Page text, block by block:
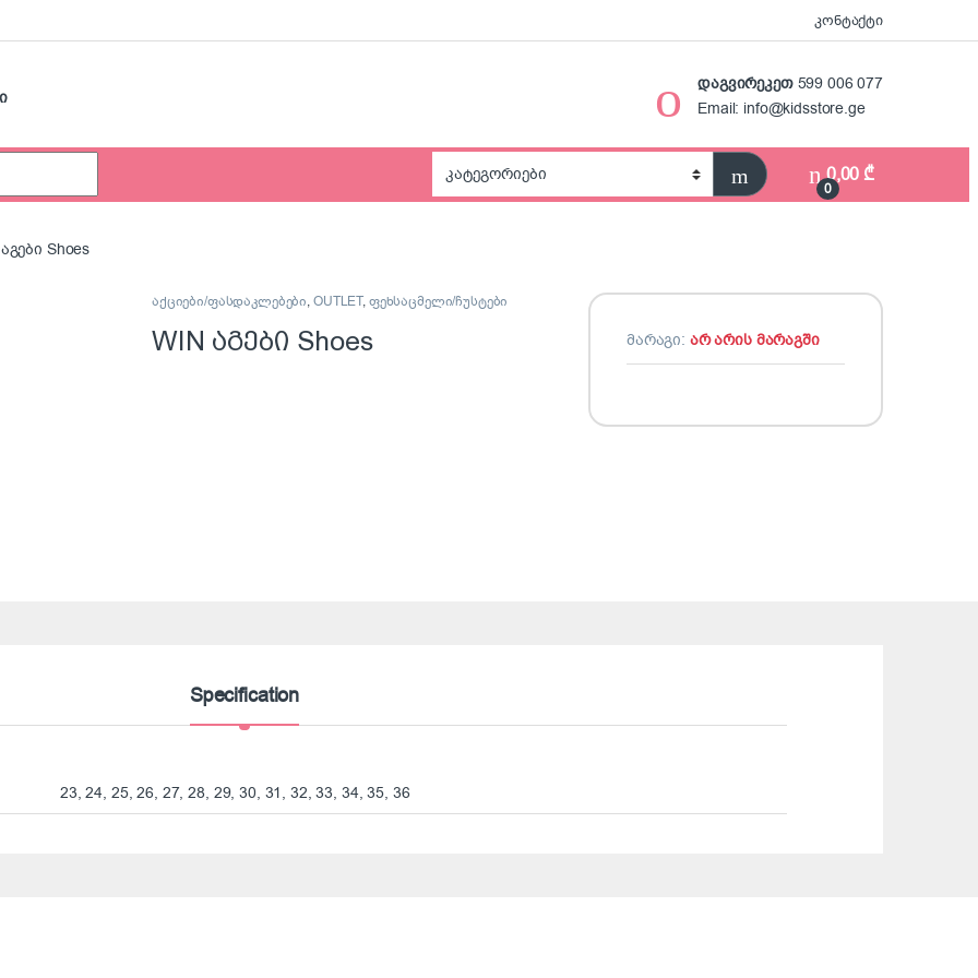
კონტაქტი
დაგვირეკეთ599 006 077
Email: info@kidsstore.ge
0
0,00 ₾
Shoes
აქციები/ფასდაკლებები,OUTLET,ფეხსაცმელი/ჩუსტები
WIN აგები Shoes მარაგი: არ არის მარაგში
Specification
23, 24, 25, 26, 27, 28, 29, 30, 31, 32, 33, 34, 35, 36